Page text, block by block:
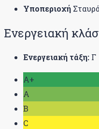
Υποπεριοχή
Ενεργειακή
Ενεργειακή τάξη: Γ
A+
A
B
C